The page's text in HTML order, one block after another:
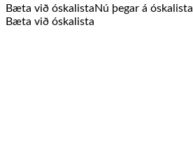
Bæta við óskalistaNú þegar á óskalista
Bæta við óskalista